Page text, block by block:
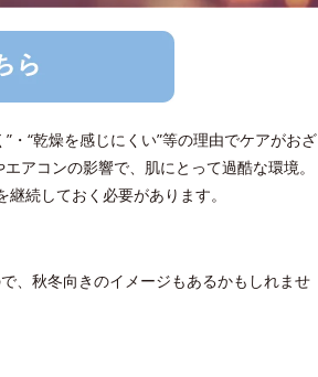
“乾燥を感じにくい”等の理由でケアがおざ
アコンの影響で、肌にとって過酷な環境。
続しておく必要があります。
、秋冬向きのイメージもあるかもしれませ